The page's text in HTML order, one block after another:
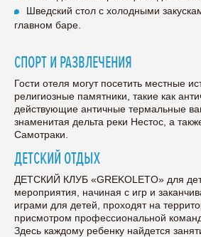
Шведский стол с холодными
главном баре.
СПОРТ И РАЗВЛЕЧЕНИЯ
Гости отеля могут посетить местные
религиозные памятники, такие как
действующие античные термальные
знаменитая дельта реки Нестос, а
Самотраки.
ДЕТСКИЙ ОТДЫХ
ДЕТСКИЙ КЛУБ «GREKOLETO» для
мероприятия, начиная с игр и
играми для детей, проходят на
присмотром профессиональной
Здесь каждому ребенку найдется